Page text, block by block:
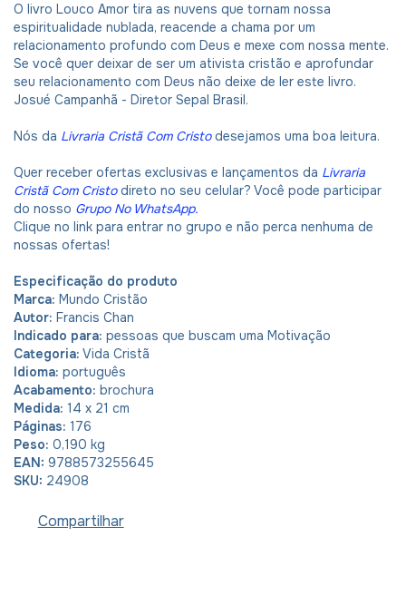
O livro Louco Amor tira as nuvens que tornam nossa
espiritualidade nublada, reacende a chama por um
relacionamento profundo com Deus e mexe com nossa mente.
Se você quer deixar de ser um ativista cristão e aprofundar
seu relacionamento com Deus não deixe de ler este livro.
Josué Campanhã - Diretor Sepal Brasil.
Nós da Livraria Cristã Com Cristo desejamos uma boa leitura.
Quer receber ofertas exclusivas e lançamentos da Livraria
Cristã Com Cristodireto no seu celular? Você pode participar
do nosso Grupo No WhatsApp.
Clique no link para entrar no grupo e não perca nenhuma de
nossas ofertas!
Especificação do produto
Marca: Mundo Cristão
Autor: Francis Chan
Indicado para: pessoas que buscam uma Motivação
Categoria: Vida Cristã
Idioma: português
Acabamento: brochura
Medida: 14 x 21 cm
Páginas: 176
Peso: 0,190 kg
EAN: 9788573255645
SKU: 24908
Compartilhar